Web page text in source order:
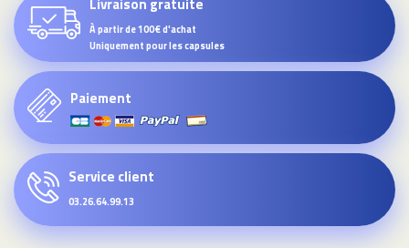
À partir de 100€ d'achat
Uniquement pour les capsules
Paiement
Service client
03.26.64.99.13